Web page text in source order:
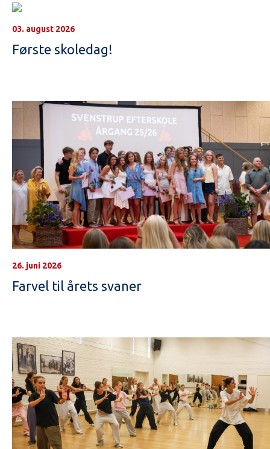
03. august 2026
Første skoledag!
26. juni 2026
Farvel til årets svaner